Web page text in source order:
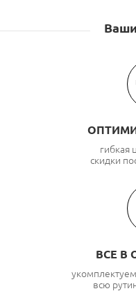
Аксессуары для
гибкая
скидки
ВСЕ В
всю